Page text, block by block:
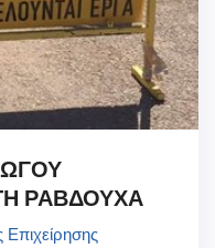
ΡΑΒΔΟΥΧΑ
Επιχείρησης